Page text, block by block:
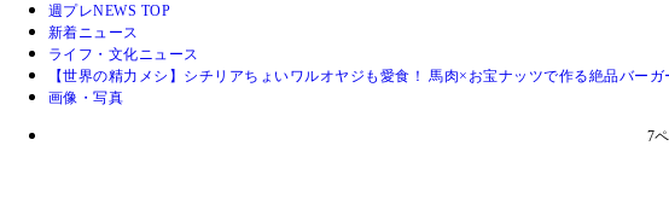
週プレNEWS TOP
新着ニュース
ライフ・文化ニュース
【世界の精力メシ】シチリアちょいワルオヤジも愛食！ 馬肉×お宝ナッツで作る絶品バー
画像・写真
7